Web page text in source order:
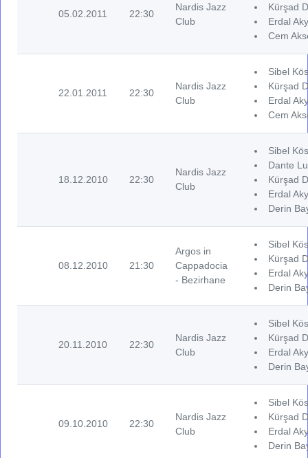
05.02.2011 22:30
Nardis Jazz
Club
Kürşad
Erdal
Cem
22.01.2011 22:30
Nardis Jazz
Club
Sibel
Kürşad
Erdal
Cem
18.12.2010 22:30
Nardis Jazz
Club
Sibel
Dante
Kürşad
Erdal
Derin
08.12.2010 21:30
Argos in
Cappadocia
- Bezirhane
Sibel
Kürşad
Erdal
Derin
20.11.2010 22:30
Nardis Jazz
Club
Sibel
Kürşad
Erdal
Derin
09.10.2010 22:30
Nardis Jazz
Club
Sibel
Kürşad
Erdal
Derin